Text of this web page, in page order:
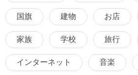
国旗 建物 お店
家族 学校 旅行
インターネット 音楽